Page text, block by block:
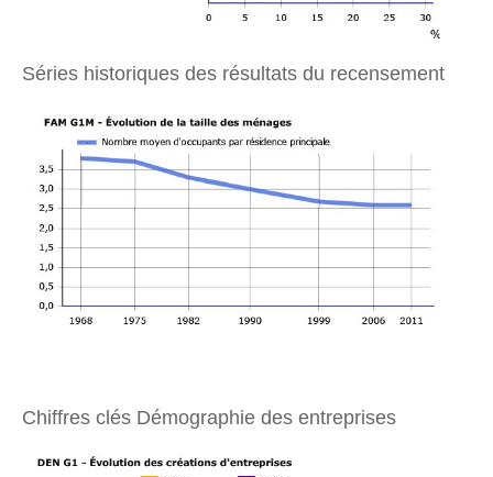
Séries historiques des résultats du recensement
Chiffres clés Démographie des entreprises